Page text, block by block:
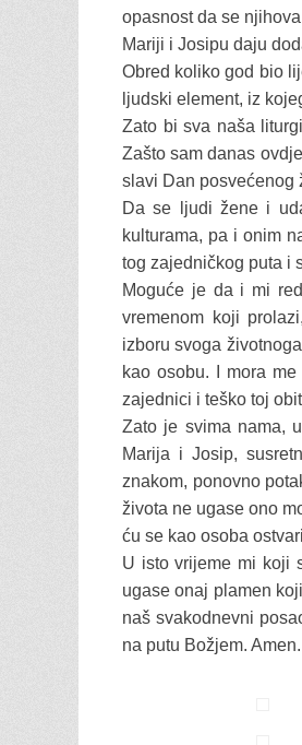
opasnost da se
Mariji i Josipu daju
Obred koliko god bio
ljudski element, iz
Zato bi sva naša
Zašto sam danas
slavi Dan posvećenog
Da se ljudi žene i
kulturama, pa i onim
tog zajedničkog puta i
Moguće je da i mi
vremenom koji
izboru svoga
kao osobu. I mora
zajednici i teško toj
Zato je svima nama,
Marija i Josip,
znakom, ponovno
života ne ugase ono
ću se kao osoba
U isto vrijeme mi koji
ugase onaj plamen
naš svakodnevni
na putu Božjem. Amen.